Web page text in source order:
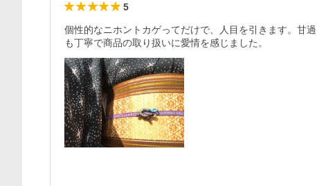
5
個性的なニホントカゲってだけで、人目を引きます。甘
も丁寧で商品の取り扱いに愛情を感じました。